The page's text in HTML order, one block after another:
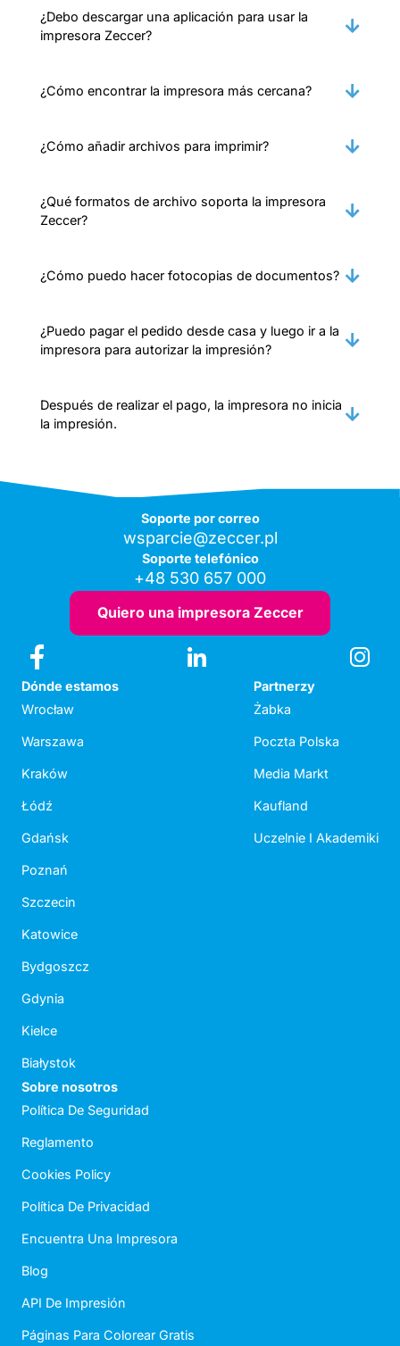
¿Debo descargar una aplicación para usar la
impresora Zeccer?
¿Cómo encontrar la impresora más cercana?
¿Cómo añadir archivos para imprimir?
¿Qué formatos de archivo soporta la impresora
Zeccer?
¿Cómo puedo hacer fotocopias de documentos?
¿Puedo pagar el pedido desde casa y luego ir a la
impresora para autorizar la impresión?
Después de realizar el pago, la impresora no inicia
la impresión.
Soporte por correo
wsparcie@zeccer.pl
Soporte telefónico
+48 530 657 000
Quiero una impresora Zeccer
Dónde estamos
Wrocław
Warszawa
Kraków
Łódź
Gdańsk
Poznań
Szczecin
Katowice
Bydgoszcz
Gdynia
Kielce
Białystok
Partnerzy
Żabka
Poczta Polska
Media Markt
Kaufland
Uczelnie I Akademiki
Sobre nosotros
Política De Seguridad
Reglamento
Cookies Policy
Política De Privacidad
Encuentra Una Impresora
Blog
API De Impresión
Páginas Para Colorear Gratis